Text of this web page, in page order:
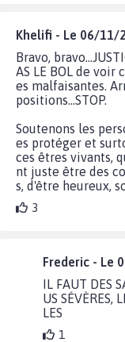
Khelifi - Le 06/11/
Bravo,
AS LE BOL de
es malfaisantes.
positions...STOP.
Soutenons les
es protéger et
ces êtres vivants,
nt juste être des
s, d'être heureux,
3
Frederic - Le
IL FAUT DES
US SÉVÈRES,
LES
1